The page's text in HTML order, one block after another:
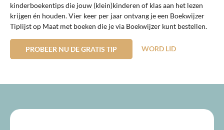
kinderboekentips die jouw (klein)kinderen of klas aan het lezen
krijgen én houden. Vier keer per jaar ontvang je een Boekwijzer
Tiplijst op Maat met boeken die je via Boekwijzer kunt bestellen.
PROBEER NU DE GRATIS TIP WORD LID